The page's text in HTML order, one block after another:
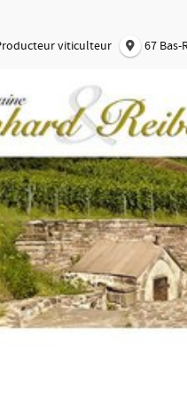
viticulteur 67 Bas-